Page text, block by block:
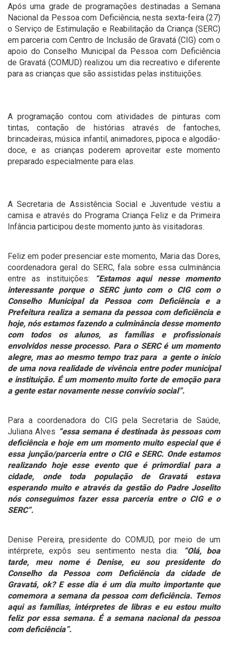
Após uma grade de programações destinadas a Semana
Nacional da Pessoa com Deficiência, nesta sexta-feira (27)
o Serviço de Estimulação e Reabilitação da Criança (SERC)
em parceria com Centro de Inclusão de Gravatá (CIG) com o
apoio do Conselho Municipal da Pessoa com Deficiência
de Gravatá (COMUD) realizou um dia recreativo e diferente
para as crianças que são assistidas pelas instituições.
A programação contou com atividades de pinturas com
tintas, contação de histórias através de fantoches,
brincadeiras, música infantil, animadores, pipoca e algodão-
doce, e as crianças poderem aproveitar este momento
preparado especialmente para elas.
A Secretaria de Assistência Social e Juventude vestiu a
camisa e através do Programa Criança Feliz e da Primeira
Infância participou deste momento junto às visitadoras.
Feliz em poder presenciar este momento, Maria das Dores,
coordenadora geral do SERC, fala sobre essa culminância
entre as instituições:
“Estamos aqui nesse momento
interessante porque o SERC junto com o CIG com o
Conselho Municipal da Pessoa com Deficiência e a
Prefeitura realiza a semana da pessoa com deficiência e
hoje, nós estamos fazendo a culminância desse momento
com todos os alunos, as famílias e profissionais
envolvidos nesse processo. Para o SERC é um momento
alegre, mas ao mesmo tempo traz para a gente o início
de uma nova realidade de vivência entre poder municipal
e instituição. É um momento muito forte de emoção para
a gente estar novamente nesse convívio social”.
Para a coordenadora do CIG pela Secretaria de Saúde,
Juliana Alves “essa semana é destinada às pessoas com
deficiência e hoje em um momento muito especial que é
essa junção/parceria entre o CIG e SERC. Onde estamos
realizando hoje esse evento que é primordial para a
cidade, onde toda população de Gravatá estava
esperando muito e através da gestão do Padre Joselito
nós conseguimos fazer essa parceria entre o CIG e o
SERC”.
Denise Pereira, presidente do COMUD, por meio de um
intérprete, expôs seu sentimento nesta dia: “Olá, boa
tarde, meu nome é Denise, eu sou presidente do
Conselho da Pessoa com Deficiência da cidade de
Gravatá, ok? E esse dia é um dia muito importante que
comemora a semana da pessoa com deficiência. Temos
aqui as famílias, intérpretes de libras e eu estou muito
feliz por essa semana. É a semana nacional da pessoa
com deficiência”.